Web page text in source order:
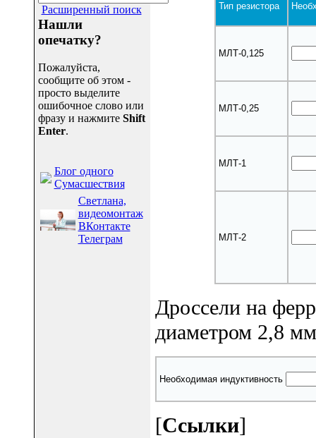
Расширенный поиск
Нашли
опечатку?
Пожалуйста,
сообщите об этом -
просто выделите
ошибочное слово или
фразу и нажмите Shift
Enter.
Блог одного
Сумасшествия
Светлана,
видеомонтаж
ВКонтакте
Телеграм
Тип резистора
МЛТ-0,125
МЛТ-0,25
МЛТ-1
МЛТ-2
Дроссели на
диаметром 2,8
Необходимая индуктивность
[Ссылки]